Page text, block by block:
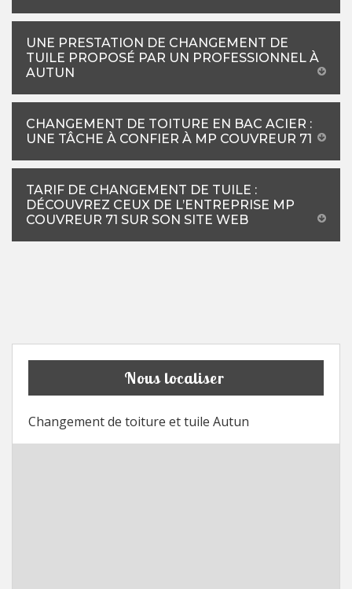
UNE PRESTATION DE CHANGEMENT DE
TUILE PROPOSÉ PAR UN PROFESSIONNEL À
AUTUN
CHANGEMENT DE TOITURE EN BAC ACIER :
UNE TÂCHE À CONFIER À MP COUVREUR 71
TARIF DE CHANGEMENT DE TUILE :
DÉCOUVREZ CEUX DE L’ENTREPRISE MP
COUVREUR 71 SUR SON SITE WEB
Nous localiser
Changement de toiture et tuile Autun